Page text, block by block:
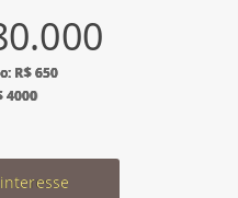
R$ 650
4000